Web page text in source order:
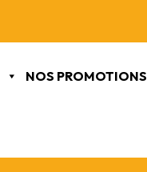
NOS PROMOTIONS